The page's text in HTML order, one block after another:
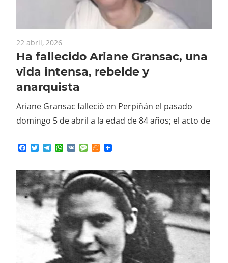
22 abril, 2026
Ha fallecido Ariane Gransac, una
vida intensa, rebelde y
anarquista
Ariane Gransac falleció en Perpiñán el pasado
domingo 5 de abril a la edad de 84 años; el acto de
Facebook
TwitterTelegram
WhatsApp
VK MessageMeneame